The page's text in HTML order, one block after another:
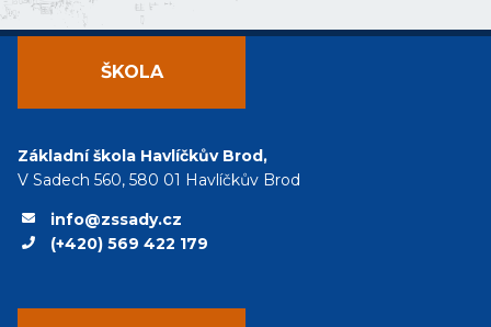
ŠKOLA
Základní škola Havlíčkův Brod,
V Sadech 560, 580 01 Havlíčkův Brod
info@zssady.cz
(+420) 569 422 179